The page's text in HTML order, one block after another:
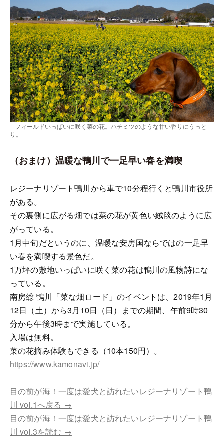
フィールドいっぱいに咲く菜の花。ハチミツのような甘い香りにうっと
り。
（おまけ）温暖な鴨川で一足早い春を満喫
レジーナリゾート鴨川から車で10分程行くと鴨川市役所
がある。
その裏側に広がる畑では菜の花が黄色い絨毯のように広
がっている。
1月中旬だというのに、温暖な安房国ならではの一足早
い春を満喫する景色だ。
1万坪の敷地いっぱいに咲く菜の花は鴨川の風物詩にな
っている。
南房総 鴨川「菜な畑ロード」のイベントは、2019年1月
12日（土）から3月10日（日）までの期間、午前9時30
分から午後3時まで実施している。
入場は無料。
菜の花摘み体験もできる（10本150円）。
https://www.kamonavi.jp/
目の前が海！一度は愛犬と訪れたいレジーナリゾート鴨
川 vol.1へ戻る →
目の前が海！一度は愛犬と訪れたいレジーナリゾート鴨
川 vol.3を読む →